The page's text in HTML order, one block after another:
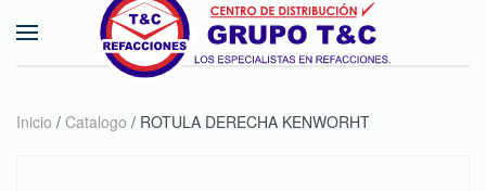
Skip to main content
Inicio / Catalogo / ROTULA DERECHA KENWORHT